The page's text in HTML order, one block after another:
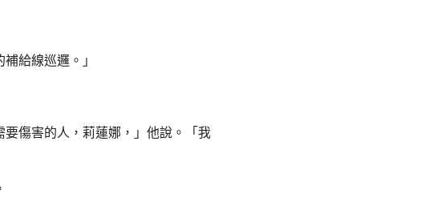
給線巡邏。」
傷害的人，莉蓮娜，」他說。「我